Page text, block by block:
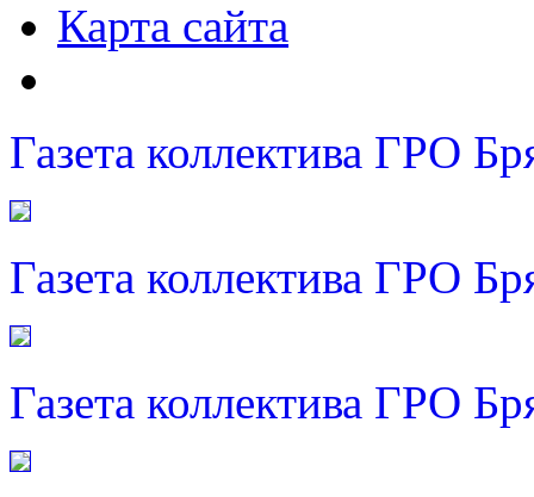
Карта сайта
Газета коллектива ГРО
Газета коллектива ГРО
Газета коллектива ГРО